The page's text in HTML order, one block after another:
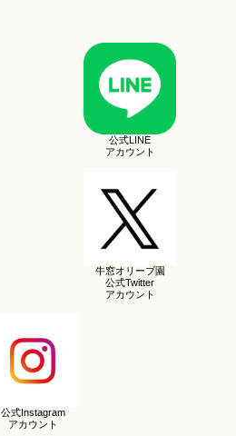
公式LINE
アカウント
牛窓オリーブ園
公式Twitter
アカウント
公式Instagram
アカウント